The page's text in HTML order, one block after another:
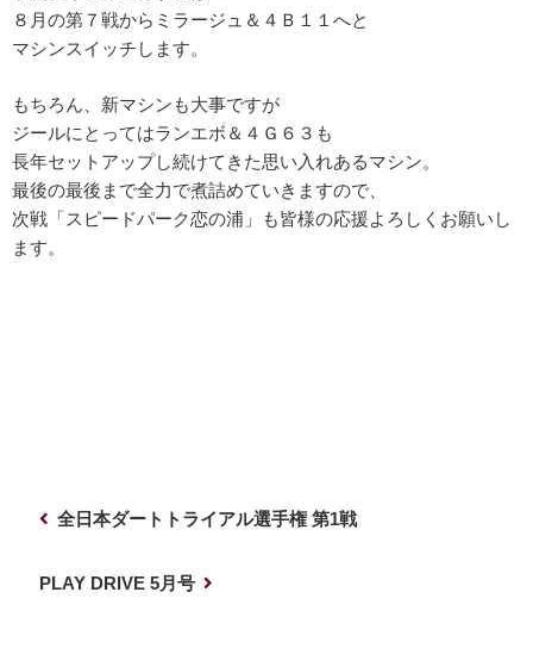
８月の第７戦からミラージュ＆４Ｂ１１へと
マシンスイッチします。
もちろん、新マシンも大事ですが
ジールにとってはランエボ＆４Ｇ６３も
長年セットアップし続けてきた思い入れあるマシン。
最後の最後まで全力で煮詰めていきますので、
次戦「スピードパーク恋の浦」も皆様の応援よろしくお願いし
ます。
全日本ダートトライアル選手権 第1戦
PLAY DRIVE 5月号